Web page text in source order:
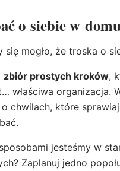
o siebie w
się mogło, że troska o
zbiór prostych kroków,
właściwa organizacja.
o chwilach, które
jesteśmy w
Zaplanuj jedno